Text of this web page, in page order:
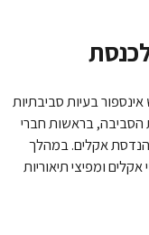
בעיות סביבתיות
הסביבה, בראשות חברי
הנדסת אקלים. במהלך
ומפיצי תיאוריות